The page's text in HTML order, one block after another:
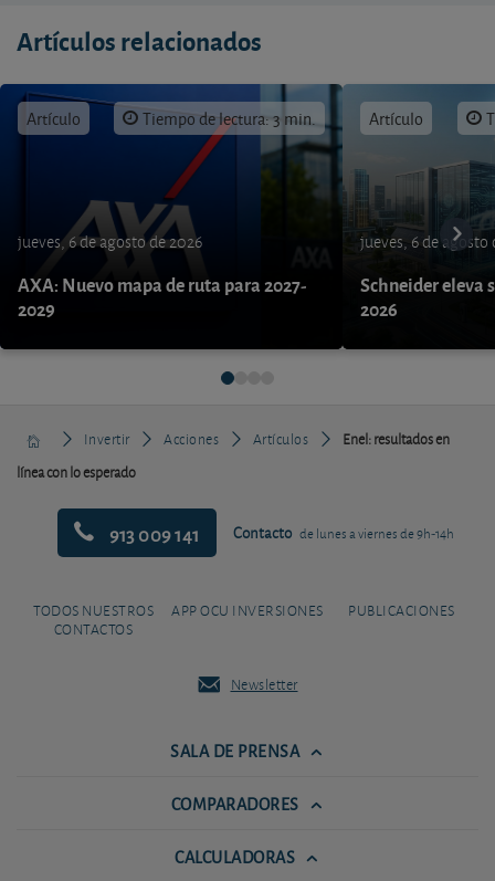
Artículos relacionados
Artículo Tiempo de lectura: 3 min.
jueves, 6 de agosto de 2026
AXA: Nuevo mapa de ruta para 2027-
2029
Artículo
jueves, 6 de agosto
Schneider eleva
2026
Invertir Acciones Artículos
Enel: resultados en
línea con lo esperado
913 009 141 Contacto de lunes a viernes de 9h-14h
TODOS NUESTROS
CONTACTOS
APP OCU INVERSIONES PUBLICACIONES
Newsletter
SALA DE PRENSA
COMPARADORES
CALCULADORAS